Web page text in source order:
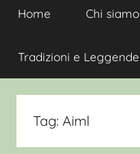
Home Chi siamo
Tradizioni e Leggende
Tag: Aiml